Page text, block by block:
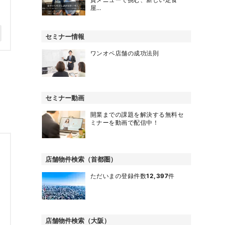
屋…
セミナー情報
ワンオペ店舗の成功法則
セミナー動画
開業までの課題を解決する無料セ
ミナーを動画で配信中！
店舗物件検索（首都圏）
ただいまの登録件数12,397件
店舗物件検索（大阪）